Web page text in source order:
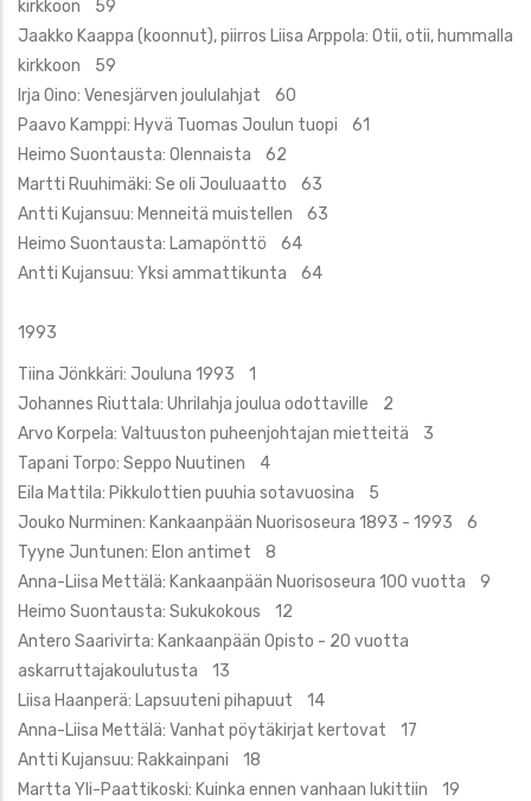
kirkkoon 59
Jaakko Kaappa (koonnut), piirros Liisa Arppola: Otii, otii, hummalla
kirkkoon 59
Irja Oino: Venesjärven joululahjat 60
Paavo Kamppi: Hyvä Tuomas Joulun tuopi 61
Heimo Suontausta: Olennaista 62
Martti Ruuhimäki: Se oli Jouluaatto 63
Antti Kujansuu: Menneitä muistellen 63
Heimo Suontausta: Lamapönttö 64
Antti Kujansuu: Yksi ammattikunta 64
1993
Tiina Jönkkäri: Jouluna 1993 1
Johannes Riuttala: Uhrilahja joulua odottaville 2
Arvo Korpela: Valtuuston puheenjohtajan mietteitä 3
Tapani Torpo: Seppo Nuutinen 4
Eila Mattila: Pikkulottien puuhia sotavuosina 5
Jouko Nurminen: Kankaanpään Nuorisoseura 1893 - 1993 6
Tyyne Juntunen: Elon antimet 8
Anna-Liisa Mettälä: Kankaanpään Nuorisoseura 100 vuotta 9
Heimo Suontausta: Sukukokous 12
Antero Saarivirta: Kankaanpään Opisto - 20 vuotta
askarruttajakoulutusta 13
Liisa Haanperä: Lapsuuteni pihapuut 14
Anna-Liisa Mettälä: Vanhat pöytäkirjat kertovat 17
Antti Kujansuu: Rakkainpani 18
Martta Yli-Paattikoski: Kuinka ennen vanhaan lukittiin 19